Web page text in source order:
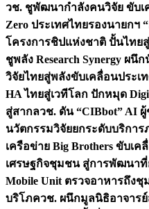
วช. ชูพัฒนากำลังคนวิจัย ขับเ
Zero ประเทศไทยรองนายกฯ
โครงการชิปแห่งชาติ ปั้นไทยสู่
ชูพลัง Research Synergy ผ
วิจัยไทยสู่พลังขับเคลื่อนประเ
HA ไทยสู่เวทีโลก ปักหมุด
สู่สากลวช. ดัน “CIBbot” AI
นวัตกรรมวิจัยยกระดับบริกา
เครือข่าย Big Brothers ขับเค
เศรษฐกิจชุมชน สู่การพัฒนาที่
Mobile Unit ตรวจอาหารถึง
บริโภควช. ผนึกมูลนิธิอาจาร